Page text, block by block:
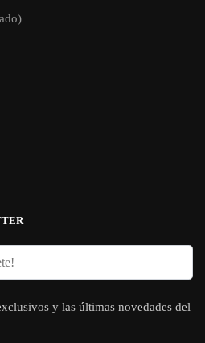
y las últimas novedades del